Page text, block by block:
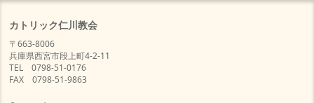
カトリック仁川教会
〒663-8006
兵庫県西宮市段上町4-2-11
TEL 0798-51-0176
FAX 0798-51-9863